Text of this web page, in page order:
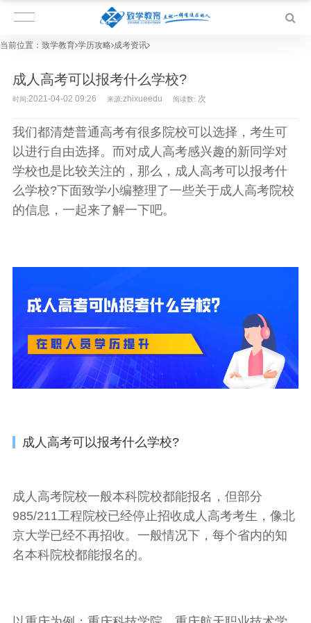
当前位置： 致学教育 学历攻略 成考资讯
成人高考可以报考什么学校?
时间:2021-04-02 09:26 来源:zhixueedu 阅读数: 次
我们都清楚普通高考有很多院校可以选择，考生可
以进行自由选择。而对成人高考感兴趣的新同学对
学校也是比较关注的，那么，成人高考可以报考什
么学校?下面致学小编整理了一些关于成人高考院校
的信息，一起来了解一下吧。
成人高考可以报考什么学校?
成人高考院校一般本科院校都能报名，但部分
985/211工程院校已经停止招收成人高考考生，像北
京大学已经不再招收。 一般情况下，每个省内的知
名本科院校都能报名的。